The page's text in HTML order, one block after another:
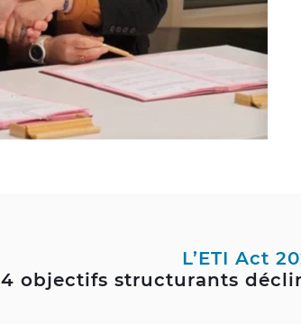
L’ETI Act
4 objectifs structurants